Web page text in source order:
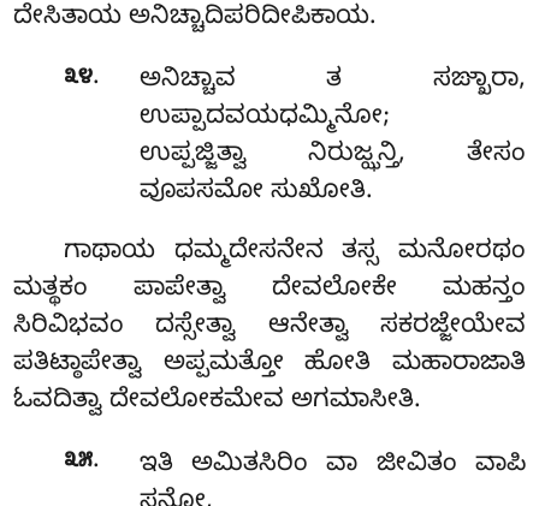
ದೇಸಿತಾಯ ಅನಿಚ್ಚಾದಿಪರಿದೀಪಿಕಾಯ.
೩೪.
ಅನಿಚ್ಚಾವ ತ ಸಙ್ಖಾರಾ,
ಉಪ್ಪಾದವಯಧಮ್ಮಿನೋ;
ಉಪ್ಪಜ್ಜಿತ್ವಾ ನಿರುಜ್ಝನ್ತಿ, ತೇಸಂ
ವೂಪಸಮೋ ಸುಖೋತಿ.
ಗಾಥಾಯ ಧಮ್ಮದೇಸನೇನ ತಸ್ಸ ಮನೋರಥಂ
ಮತ್ಥಕಂ ಪಾಪೇತ್ವಾ ದೇವಲೋಕೇ ಮಹನ್ತಂ
ಸಿರಿವಿಭವಂ ದಸ್ಸೇತ್ವಾ ಆನೇತ್ವಾ ಸಕರಜ್ಜೇಯೇವ
ಪತಿಟ್ಠಾಪೇತ್ವಾ ಅಪ್ಪಮತ್ತೋ ಹೋತಿ ಮಹಾರಾಜಾತಿ
ಓವದಿತ್ವಾ ದೇವಲೋಕಮೇವ ಅಗಮಾಸೀತಿ.
೩೫.
ಇತಿ ಅಮಿತಸಿರಿಂ ವಾ ಜೀವಿತಂ ವಾಪಿ